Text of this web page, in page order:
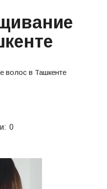
волос в Ташкенте
0